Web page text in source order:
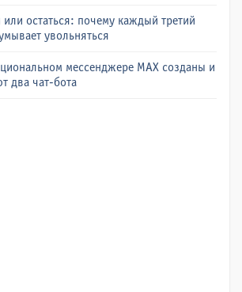
или остаться: почему каждый третий
увольняться
мессенджере МАХ созданы и
два чат-бота